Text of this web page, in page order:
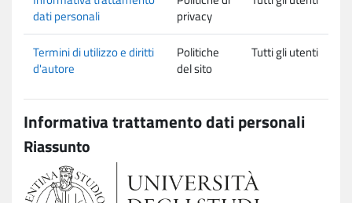
dati personali
privacy
Termini di utilizzo e diritti
d'autore
Politiche
del sito
Tutti gli utenti
Informativa trattamento dati personali
Riassunto